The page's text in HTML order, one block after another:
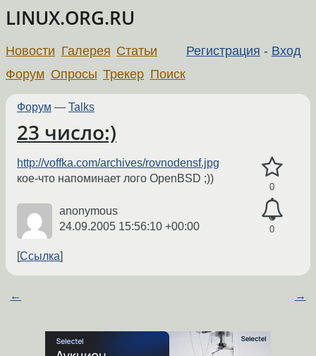
LINUX.ORG.RU
Регистрация - Вход
Новости Галерея Статьи
Форум Опросы Трекер Поиск
Форум — Talks
23 число:)
0
0
http://voffka.com/archives/rovnodensf.jpg
кое-что напоминает лого OpenBSD ;))
anonymous
24.09.2005 15:56:10 +00:00
Ссылка
← →